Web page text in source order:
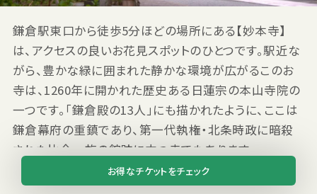
鎌倉駅東口から徒歩5分ほどの場所にある【妙本寺】
は、アクセスの良いお花見スポットのひとつです。駅近な
がら、豊かな緑に囲まれた静かな環境が広がるこのお
寺は、1260年に開かれた歴史ある日蓮宗の本山寺院の
一つです。「鎌倉殿の13人」にも描かれたように、ここは
鎌倉幕府の重鎮であり、第一代執権・北条時政に暗殺
された比企一族の館跡に立つ寺でもあります。
境内にある宗祖日蓮聖人の木像を安置する祖師堂は、
お得なチケットをチェック